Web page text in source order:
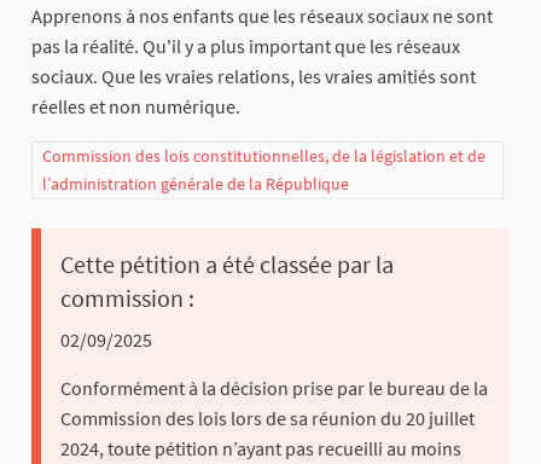
Apprenons à nos enfants que les réseaux sociaux ne sont
pas la réalité. Qu'il y a plus important que les réseaux
sociaux. Que les vraies relations, les vraies amitiés sont
réelles et non numérique.
Commission des lois constitutionnelles, de la législation et de
l’administration générale de la République
Cette pétition a été classée par la
commission :
02/09/2025
Conformément à la décision prise par le bureau de la
Commission des lois lors de sa réunion du 20 juillet
2024, toute pétition n’ayant pas recueilli au moins